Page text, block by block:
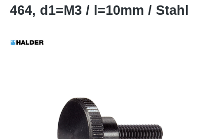
464, d1=M3 / l=10mm / Stahl